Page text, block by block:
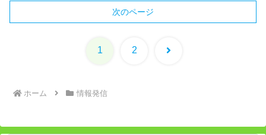
次のページ
1 2 次
ホーム 情報発信